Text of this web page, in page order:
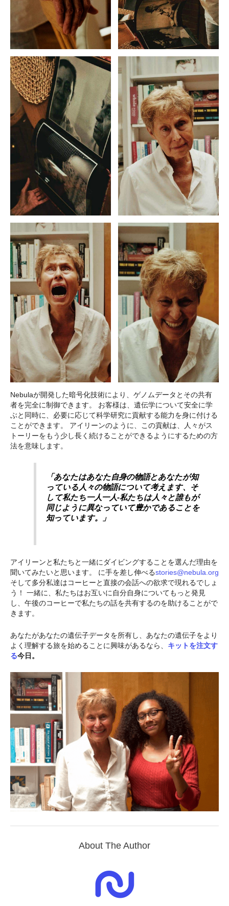
Nebulaが開発した暗号化技術により、ゲノムデータとその共有
者を完全に制御できます。 お客様は、遺伝学について安全に学
ぶと同時に、必要に応じて科学研究に貢献する能力を身に付ける
ことができます。 アイリーンのように、この貢献は、人々がス
トーリーをもう少し長く続けることができるようにするための方
法を意味します。
「あなたはあなた自身の物語とあなたが知
っている人々の物語について考えます、そ
して私たち一人一人-私たちは人々と誰もが
同じように異なっていて豊かであることを
知っています。」
アイリーンと私たちと一緒にダイビングすることを選んだ理由を
聞いてみたいと思います。 に手を差し伸べるstories@nebula.org
そして多分私達はコーヒーと直接の会話への欲求で現れるでしょ
う！ 一緒に、私たちはお互いに自分自身についてもっと発見
し、午後のコーヒーで私たちの話を共有するのを助けることがで
きます。
あなたがあなたの遺伝子データを所有し、あなたの遺伝子をより
よく理解する旅を始めることに興味があるなら、 キットを注文す
る今日。
About The Author